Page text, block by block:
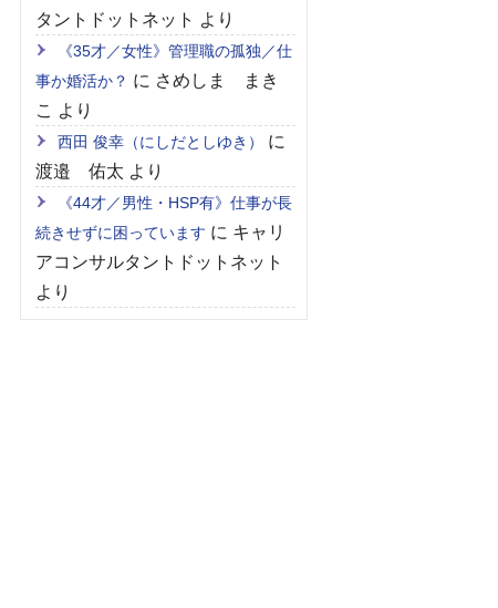
タントドットネット より
《35才／女性》管理職の孤独／仕
事か婚活か？ に さめしま まき
こ より
西田 俊幸（にしだとしゆき）
に
渡邉 佑太 より
《44才／男性・HSP有》仕事が長
続きせずに困っています に キャリ
アコンサルタントドットネット
より